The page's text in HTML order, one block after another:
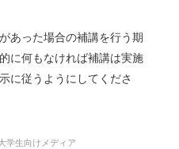
あった場合の補講を行う期
に何もなければ補講は実施
に従うようにしてくださ
学生向けメディア